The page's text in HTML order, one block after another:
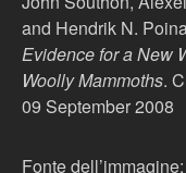
and Hendrik N.
Evidence for a New
Woolly Mammoths.
09 September 2008
Fonte dell’immagine: